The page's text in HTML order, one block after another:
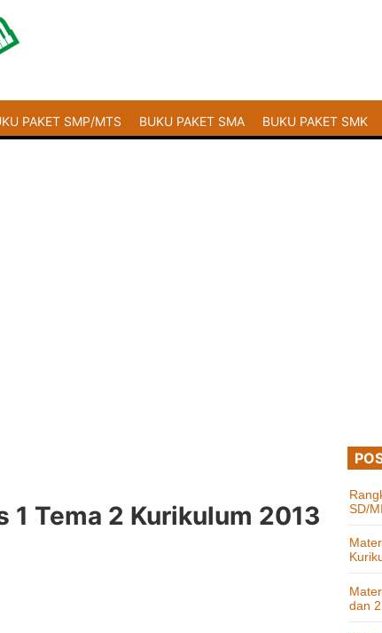
PAKET SMP/MTS BUKU PAKET SMA BUKU PAKET SMK
1 Tema 2 Kurikulum 2013
SD/
dan